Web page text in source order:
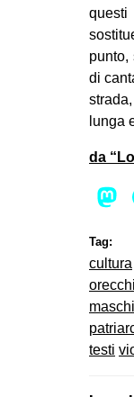
punto,
di
lunga
da
Tag:
cultura
testi